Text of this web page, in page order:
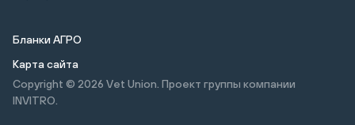
Бланки АГРО
Карта сайта
Copyright © 2026 Vet Union. Проект группы компании
INVITRO.